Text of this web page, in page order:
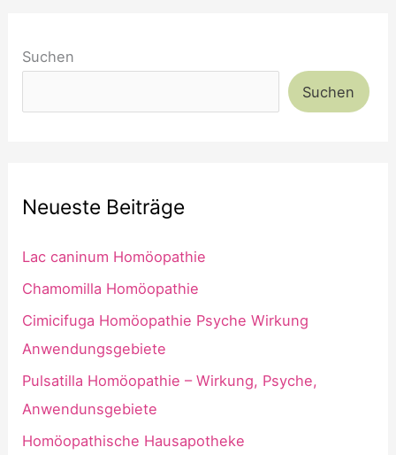
Suchen
Suchen
Neueste Beiträge
Lac caninum Homöopathie
Chamomilla Homöopathie
Cimicifuga Homöopathie Psyche Wirkung
Anwendungsgebiete
Pulsatilla Homöopathie – Wirkung, Psyche,
Anwendunsgebiete
Homöopathische Hausapotheke